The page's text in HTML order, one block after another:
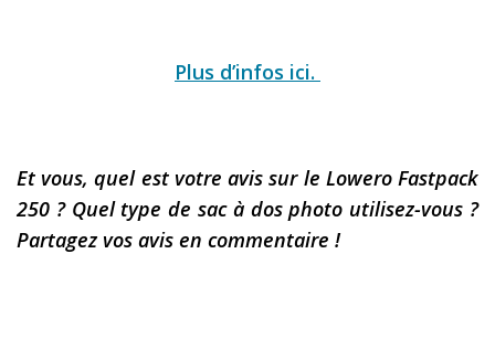
Plus d’infos ici.
Et vous, quel est votre avis sur le Lowero Fastpack
250 ? Quel type de sac à dos photo utilisez-vous ?
Partagez vos avis en commentaire !